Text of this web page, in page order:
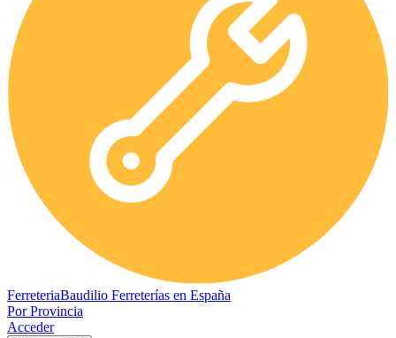
FerreteriaBaudilio Ferreterías en España
Por Provincia
Acceder